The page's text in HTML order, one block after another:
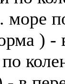
море
)